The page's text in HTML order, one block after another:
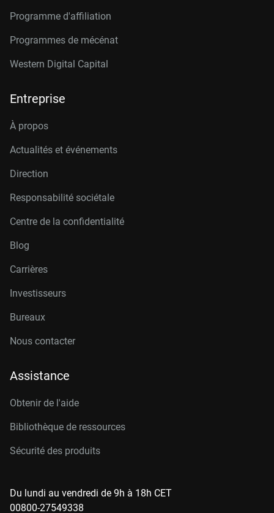
Programme d'affiliation
Programmes de mécénat
Western Digital Capital
Entreprise
À propos
Actualités et événements
Direction
Responsabilité sociétale
Centre de la confidentialité
Blog
Carrières
Investisseurs
Bureaux
Nous contacter
Assistance
Obtenir de l'aide
Bibliothèque de ressources
Sécurité des produits
Du lundi au vendredi de 9h à 18h CET
00800-27549338